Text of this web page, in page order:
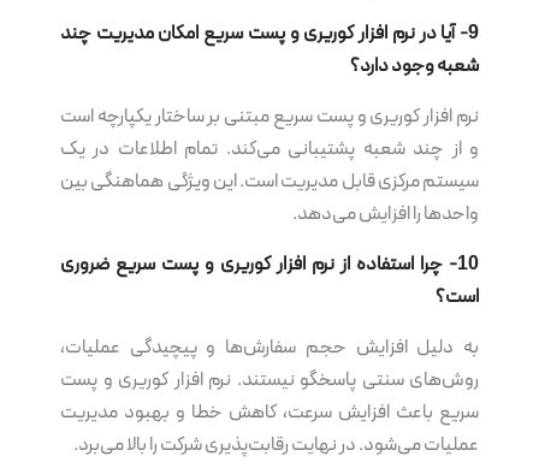
9- آیا در نرم‌ افزار کوریری و پست سریع امکان مدیریت چند
شعبه وجود دارد؟
نرم‌ افزار کوریری و پست سریع مبتنی بر ساختار یکپارچه است
و از چند شعبه پشتیبانی می‌کند. تمام اطلاعات در یک
سیستم مرکزی قابل مدیریت است. این ویژگی هماهنگی بین
واحدها را افزایش می‌دهد.
10- چرا استفاده از نرم‌ افزار کوریری و پست سریع ضروری
است؟
به دلیل افزایش حجم سفارش‌ها و پیچیدگی عملیات،
روش‌های سنتی پاسخگو نیستند. نرم‌ افزار کوریری و پست
سریع باعث افزایش سرعت، کاهش خطا و بهبود مدیریت
عملیات می‌شود. در نهایت رقابت‌پذیری شرکت را بالا می‌برد.